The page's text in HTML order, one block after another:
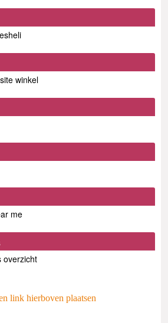
winkel
me
overzicht
link hierboven plaatsen